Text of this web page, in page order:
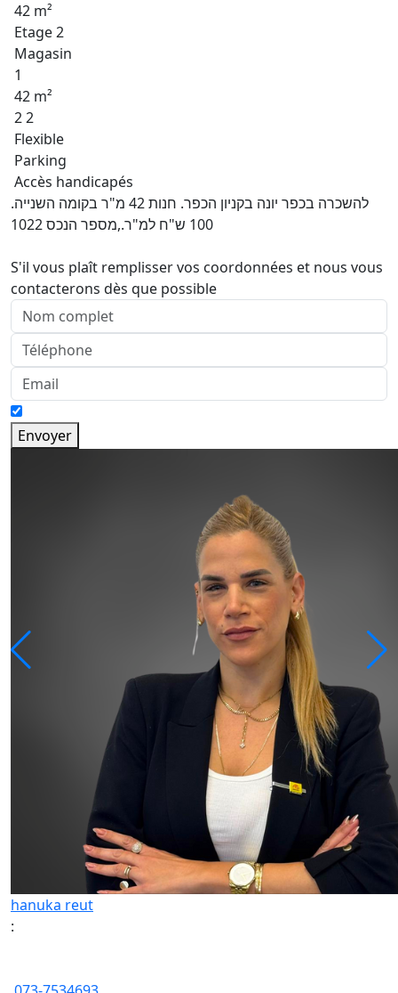
42 m²
Etage 2
Magasin
1
42 m²
2 2
Flexible
Parking
Accès handicapés
להשכרה בכפר יונה בקניון הכפר. חנות 42 מ"ר בקומה השנייה.
100 ש"ח למ"ר.,מספר הנכס 1022
S'il vous plaît remplisser vos coordonnées et nous vous
contacterons dès que possible
Envoyer
hanuka reut
: